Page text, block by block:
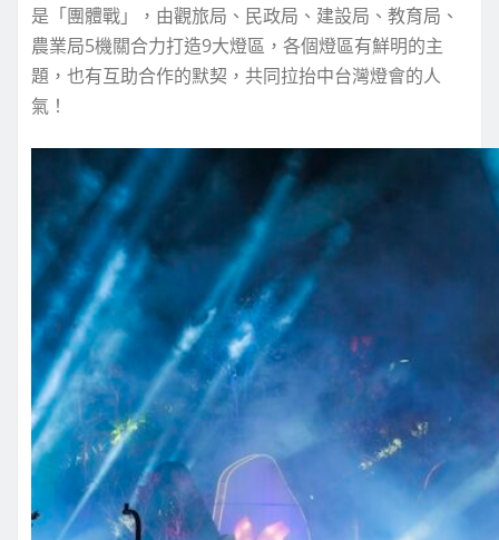
是「團體戰」，由觀旅局、民政局、建設局、教育局、
農業局5機關合力打造9大燈區，各個燈區有鮮明的主
題，也有互助合作的默契，共同拉抬中台灣燈會的人
氣！